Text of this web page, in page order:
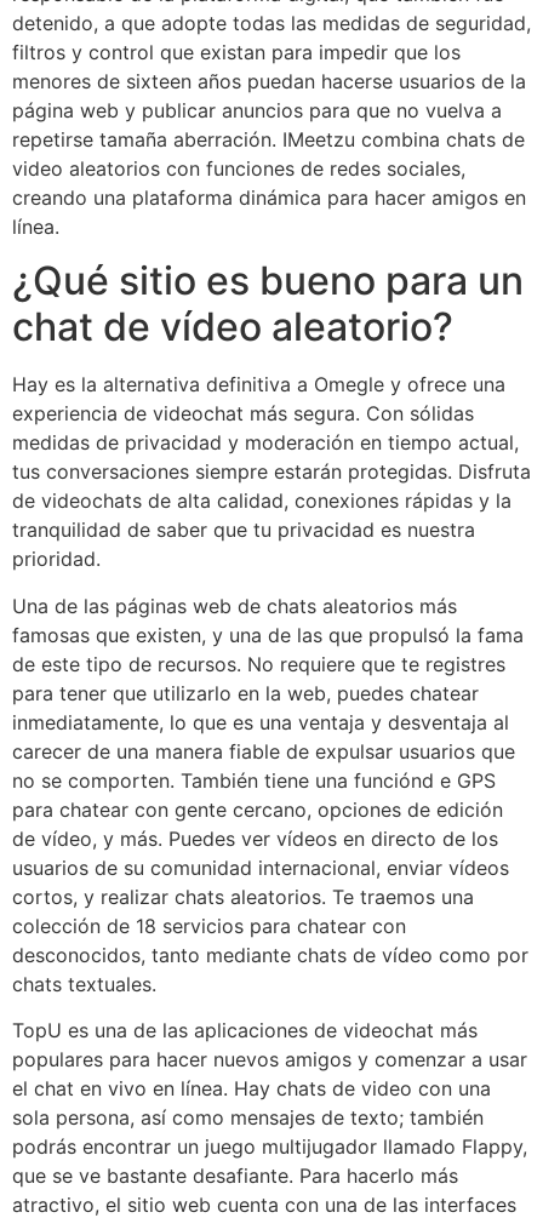
detenido, a que adopte todas las medidas de seguridad,
filtros y control que existan para impedir que los
menores de sixteen años puedan hacerse usuarios de la
página web y publicar anuncios para que no vuelva a
repetirse tamaña aberración. IMeetzu combina chats de
video aleatorios con funciones de redes sociales,
creando una plataforma dinámica para hacer amigos en
línea.
¿Qué sitio es bueno para un
chat de vídeo aleatorio?
Hay es la alternativa definitiva a Omegle y ofrece una
experiencia de videochat más segura. Con sólidas
medidas de privacidad y moderación en tiempo actual,
tus conversaciones siempre estarán protegidas. Disfruta
de videochats de alta calidad, conexiones rápidas y la
tranquilidad de saber que tu privacidad es nuestra
prioridad.
Una de las páginas web de chats aleatorios más
famosas que existen, y una de las que propulsó la fama
de este tipo de recursos. No requiere que te registres
para tener que utilizarlo en la web, puedes chatear
inmediatamente, lo que es una ventaja y desventaja al
carecer de una manera fiable de expulsar usuarios que
no se comporten. También tiene una funciónd e GPS
para chatear con gente cercano, opciones de edición
de vídeo, y más. Puedes ver vídeos en directo de los
usuarios de su comunidad internacional, enviar vídeos
cortos, y realizar chats aleatorios. Te traemos una
colección de 18 servicios para chatear con
desconocidos, tanto mediante chats de vídeo como por
chats textuales.
TopU es una de las aplicaciones de videochat más
populares para hacer nuevos amigos y comenzar a usar
el chat en vivo en línea. Hay chats de video con una
sola persona, así como mensajes de texto; también
podrás encontrar un juego multijugador llamado Flappy,
que se ve bastante desafiante. Para hacerlo más
atractivo, el sitio web cuenta con una de las interfaces